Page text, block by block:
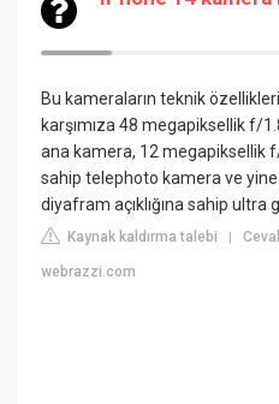
Bu kameraların teknik
karşımıza 48 megapiksellik f/
ana kamera, 12 megapiksellik
sahip telephoto kamera ve
diyafram açıklığına sahip ultra
Kaynak kaldırma talebi |
webrazzi.com